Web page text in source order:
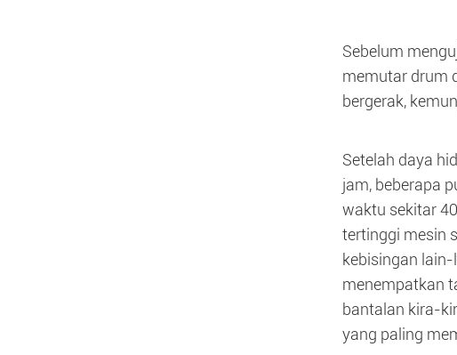
Sebelum
memutar drum
bergerak,
Setelah daya
jam, beberapa
waktu sekitar
tertinggi mesin
kebisingan
menempatkan
bantalan kira-
yang paling